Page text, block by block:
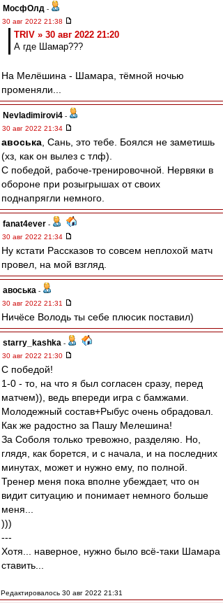
МосфОлд -
30 авг 2022 21:38
TRIV » 30 авг 2022 21:20
А где Шамар???
На Мелёшина - Шамара, тёмной ночью
променяли...
Nevladimirovi4 -
30 авг 2022 21:34
авоська , Сань, это тебе. Боялся не заметишь
(хз, как он вылез с тлф).
С победой, рабоче-тренировочной. Нервяки в
обороне при розыгрышах от своих
поднапрягли немного.
fanat4ever -
30 авг 2022 21:34
Ну кстати Рассказов то совсем неплохой матч
провел, на мой взгляд.
авоська -
30 авг 2022 21:31
Ничёсе Володь ты себе плюсик поставил)
starry_kashka -
30 авг 2022 21:30
С победой!
1-0 - то, на что я был согласен сразу, перед
матчем)), ведь впереди игра с бамжами.
Молодежный состав+Рыбус очень обрадовал.
Как же радостно за Пашу Мелешина!
За Соболя только тревожно, разделяю. Но,
глядя, как борется, и с начала, и на последних
минутах, может и нужно ему, по полной.
Тренер меня пока вполне убеждает, что он
видит ситуацию и понимает немного больше
меня...
)))
---
Хотя... наверное, нужно было всё-таки Шамара
ставить...
Редактировалось 30 авг 2022 21:31